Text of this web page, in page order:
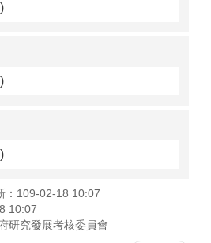
：109-02-18 10:07
10:07
研究發展考核委員會